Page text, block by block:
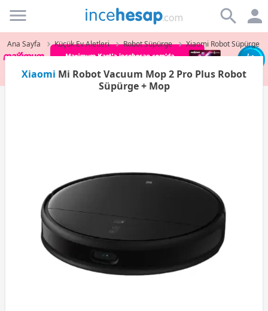
Incehesap
Ana Sayfa Küçük Ev Aletleri Robot Süpürge Xiaomi Robot Süpürge
Xiaomi Mi Robot Vacuum Mop 2 Pro Plus Robot
Süpürge + Mop